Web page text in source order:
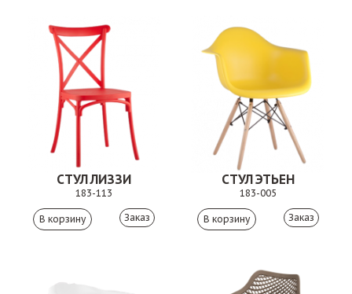
СТУЛ ЛИЗЗИ
183-113
Заказ
СТУЛ ЭТЬЕН
183-005
Заказ